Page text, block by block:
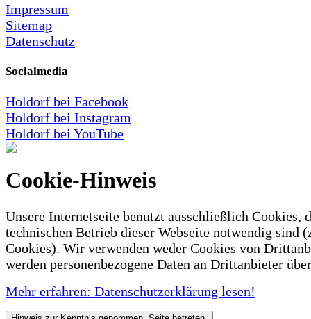
Impressum
Sitemap
Datenschutz
Socialmedia
Holdorf bei Facebook
Holdorf bei Instagram
Holdorf bei YouTube
Cookie-Hinweis
Unsere Internetseite benutzt ausschließlich Cookies,
technischen Betrieb dieser Webseite notwendig sind
Cookies). Wir verwenden weder Cookies von
werden personenbezogene Daten an Drittanbieter
Mehr erfahren: Datenschutzerklärung lesen!